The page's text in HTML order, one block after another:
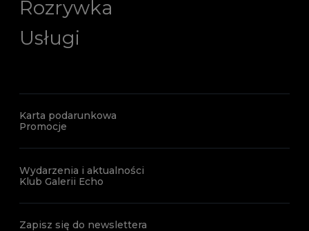
Rozrywka
Usługi
Karta podarunkowa
Promocje
Wydarzenia i aktualności
Klub Galerii Echo
Zapisz się do newslettera